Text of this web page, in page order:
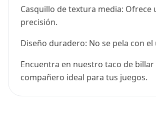
Casquillo de textura media: Ofrece
precisión.
Diseño duradero: No se pela con el
Encuentra en nuestro taco de billar
compañero ideal para tus juegos.